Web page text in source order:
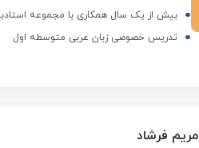
بیش از یک سال همکاری با مجموعه
تدریس خصوصی زبان عربی متوسطه اول
مریم فرشاد